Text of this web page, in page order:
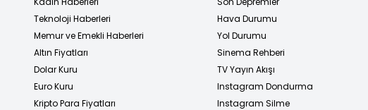
Teknoloji Haberleri
Memur ve Emekli Haberleri
Altın Fiyatları
Dolar Kuru
Euro Kuru
Kripto Para Fiyatları
Hava Durumu
Yol Durumu
Sinema Rehberi
TV Yayın Akışı
Instagram Dondurma
Instagram Silme